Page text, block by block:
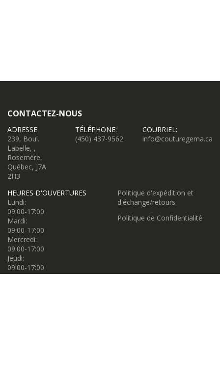
CONTACTEZ-NOUS
ADRESSE
239, Boul.
Labelle, ,
Rosemère,
Québec, J7A
2H3
TÉLÉPHONE:
(450) 437-9562
COURRIEL:
info@couturegema.ca
HEURES D'OUVERTURES
Lundi:
09:00-17:00
Mardi:
09:00-17:00
Mercredi:
09:00-17:00
Jeudi:
09:00-17:00
Vendredi:
Politique d'expédition et
d'échange/retours
Politique de Confidentialité